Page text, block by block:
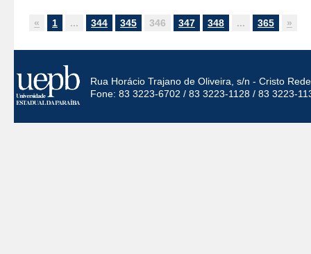
« 1 ... 344 345 346 347 348 ... 365 »
Rua Horácio Trajano de Oliveira, s/n - Cristo
Fone: 83 3223-6702 / 83 3223-1128 / 83 3223-